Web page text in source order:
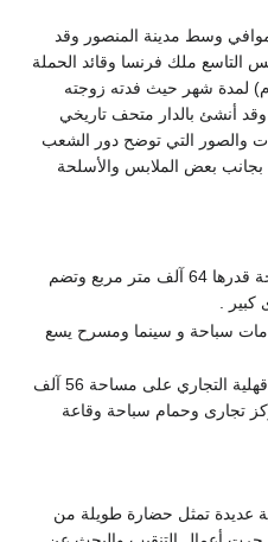
وسط مدينة المنصور وقد
ملك فرنسا وقائد الحملة
على مصر (1249 - 1250 م) لمدة شهر حيث فدته زوجته
في 7 مايو 1250م. وقد أنشئ بالدار متحف تاريخي
التي توضح دور الشعب
بعض الملابس والأسلحة
قرية الزهور: أقيمت على مساحة قدرها 64 آلف متر مربع وتضم
230 وحمامات سباحة و سينما ومسرح يسع
قرية جزيرة الورد: وتتبع بنك الدقهلية التجاري على مساحة 56 آلف
ومركز تجارى وحمام سباحة وقاعة
تمثل حضارة طويلة من